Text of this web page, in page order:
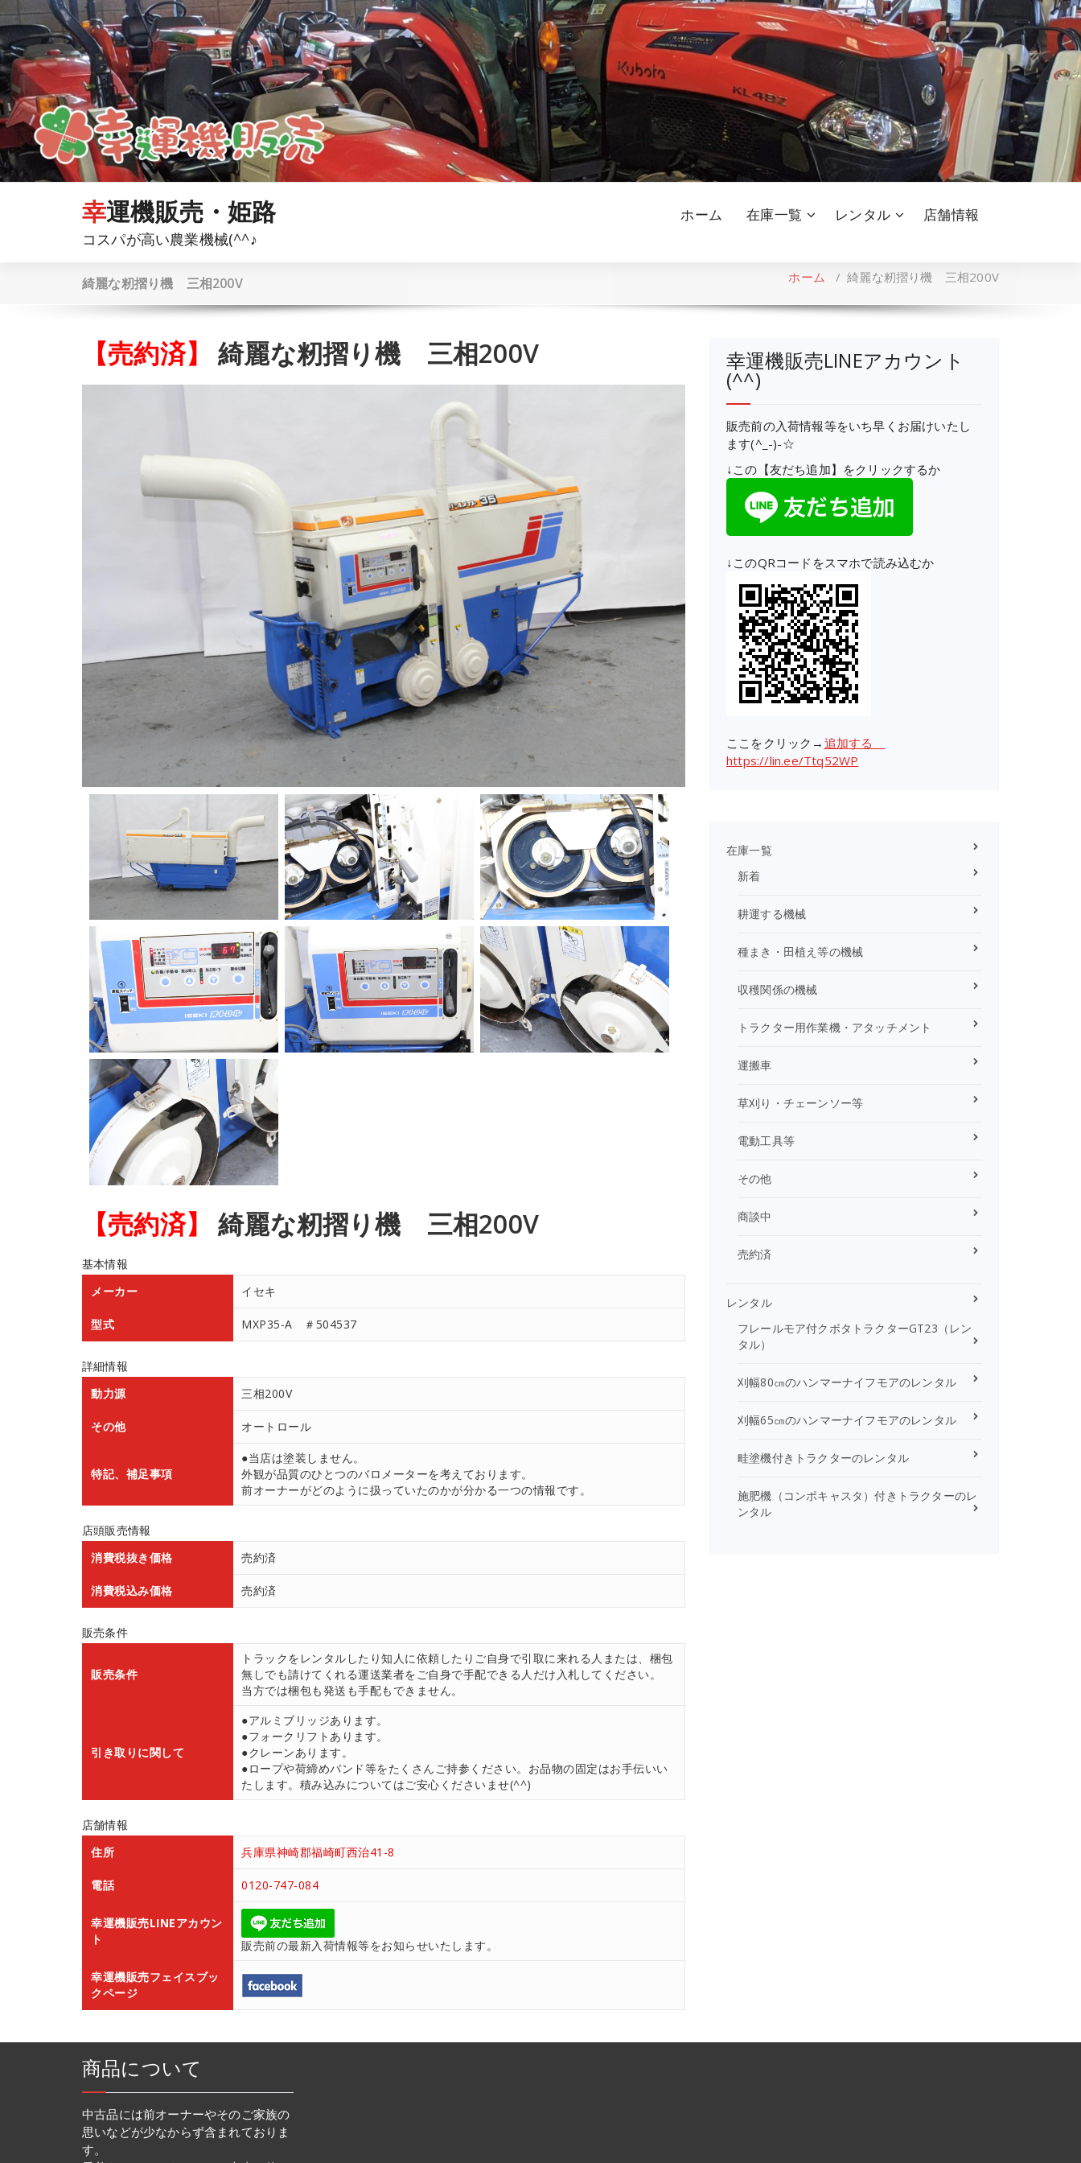
ン
テ
ン
ツ
へ
ス
キ
プ
幸運機販売・姫路
コスパが高い農業機械(^^♪
ホーム 在庫一覧 レンタル 店舗情報
綺麗な籾摺り機 三相200V ホーム /綺麗な籾摺り機 三相200V
【売約済】 綺麗な籾摺り機 三相200V
【売約済】 綺麗な籾摺り機 三相200V
基本情報
メーカー
イセキ
型式 MXP35-A ＃504537
詳細情報
動力源
三相200V
その他 オートロール
特記、補足事項
●当店は塗装しません。
外観が品質のひとつのバロメーターを考えております。
前オーナーがどのように扱っていたのかが分かる一つの情報です。
店頭販売情報
消費税抜き価格
売約済
消費税込み価格 売約済
販売条件
販売条件
トラックをレンタルしたり知人に依頼したりご自身で引取に来れる人または、梱包
無しでも請けてくれる運送業者をご自身で手配できる人だけ入札してください。
当方では梱包も発送も手配もできません。
引き取りに関して
●アルミブリッジあります。
●フォークリフトあります。
●クレーンあります。
●ロープや荷締めバンド等をたくさんご持参ください。お品物の固定はお手伝いい
たします。積み込みについてはご安心くださいませ(^^)
店舗情報
住所
兵庫県神崎郡福崎町西治41-8
電話 0120-747-084
幸運機販売LINEアカウン
ト
販売前の最新入荷情報等をお知らせいたします。
幸運機販売フェイスブッ
クページ
幸運機販売LINEアカウント
(^^)
販売前の入荷情報等をいち早くお届けいたし
ます(^_-)-☆
↓この【友だち追加】をクリックするか
↓このQRコードをスマホで読み込むか
ここをクリック→ 追加する
https://lin.ee/Ttq52WP
在庫一覧
新着
耕運する機械
種まき・田植え等の機械
収穫関係の機械
トラクター用作業機・アタッチメント
運搬車
草刈り・チェーンソー等
電動工具等
その他
商談中
売約済
レンタル
フレールモア付クボタトラクターGT23（レン
タル）
刈幅80㎝のハンマーナイフモアのレンタル
刈幅65㎝のハンマーナイフモアのレンタル
畦塗機付きトラクターのレンタル
施肥機（コンポキャスタ）付きトラクターのレ
ンタル
商品について
中古品には前オーナーやそのご家族の
思いなどが少なからず含まれておりま
す。